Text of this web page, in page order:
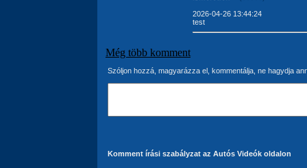
2026-04-26 13:44:24
test
Még több komment
Szóljon hozzá, magyarázza el, kommentálja, ne hagydja
Komment írási szabályzat az Autós Videók oldalon